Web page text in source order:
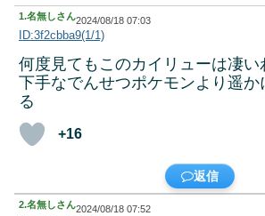
1.名無しさん2024/08/18 07:03
ID:3f2cbba9(1/1)
何度見てもこのカイリューは凄い
下手なでんせつポケモンより遥か
る
+16
返信
2.名無しさん2024/08/18 07:52